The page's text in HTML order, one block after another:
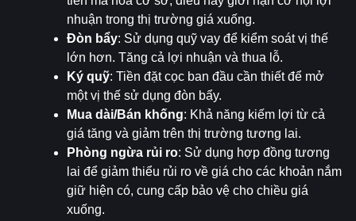
nhuận trong thị trường giá xuống.
Đòn bẩy: Sử dụng quỹ vay để kiểm soát vị thế
lớn hơn. Tăng cả lợi nhuận và thua lỗ.
Ký quỹ: Tiền đặt cọc ban đầu cần thiết để mở
một vị thế sử dụng đòn bẩy.
Mua dài/Bán khống: Khả năng kiếm lợi từ cả
giá tăng và giảm trên thị trường tương lai.
Phòng ngừa rủi ro: Sử dụng hợp đồng tương
lai để giảm thiểu rủi ro về giá cho các khoản nắm
giữ hiện có, cung cấp bảo vệ cho chiều giá
xuống.